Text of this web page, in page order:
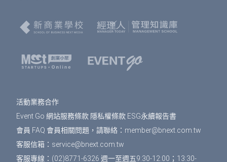
寫每個人的資料，或只填寫一位代表人資料。若
完成後，點選「確認」按鈕。
付費活動
「確認」會到訂單預覽頁，確認訂單資訊無誤之
後，按下「確認」即完成報名。
報名完成後，您將在您登入會員時所用的email信
活動業務合作
Event Go 網站服務條款 隱私權條款 ESG永續報告書
會員 FAQ 會員相關問題，請聯絡： member@bnext.com.tw
客服信箱： service@bnext.com.tw
客服專線：(02)8771-6326 週一至週五9:30-12:00；13:30-